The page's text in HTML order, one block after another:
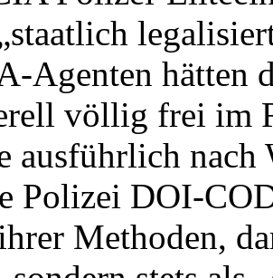
Agenten hätten
völlig frei im
ausführlich
Polizei DOI-
Methoden,